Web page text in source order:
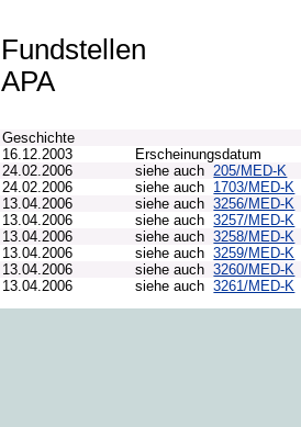
Fundstellen
APA
Geschichte
16.12.2003
Erscheinungsdatum
24.02.2006
siehe auch 205/MED-K
24.02.2006
siehe auch 1703/MED-K
13.04.2006
siehe auch 3256/MED-K
13.04.2006
siehe auch 3257/MED-K
13.04.2006
siehe auch 3258/MED-K
13.04.2006
siehe auch 3259/MED-K
13.04.2006
siehe auch 3260/MED-K
13.04.2006
siehe auch 3261/MED-K